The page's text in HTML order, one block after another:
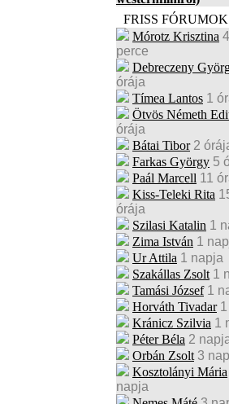
FRISS FÓRUMOK
Mórotz Krisztina
perce
Debreczeny
órája
Tímea Lantos 1
Ötvös Németh
órája
Bátai Tibor 2
Farkas György 5
Paál Marcell 11
Kiss-Teleki Rita
órája
Szilasi Katalin 1
Zima István 1
Ur Attila 1 napja
Szakállas Zsolt 1
Tamási József 1
Horváth Tivadar
Kránicz Szilvia 1
Péter Béla 2
Orbán Zsolt 3
Kosztolányi Mária
napja